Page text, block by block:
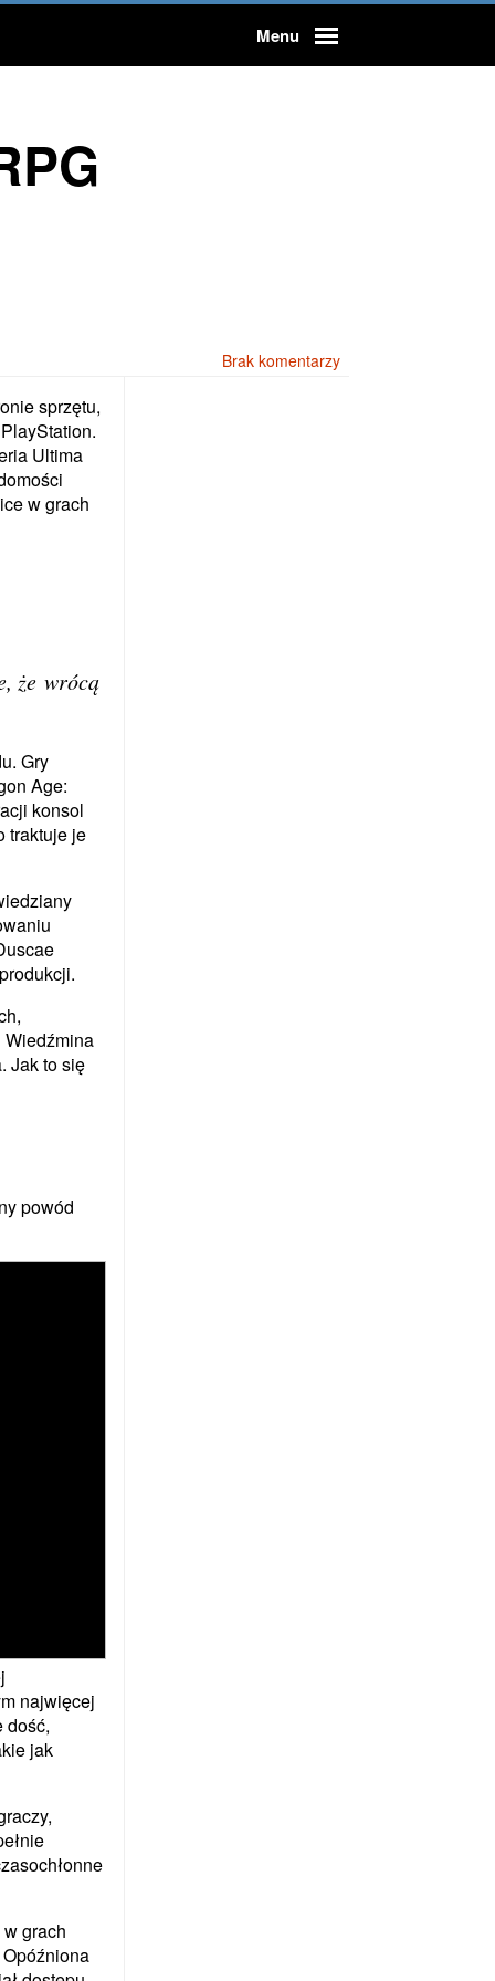
Menu
Użytkownicy
Rejestracja
Brak komentarzy
sprzętu,
Ultima
w grach
że wrócą
Gry
Age:
konsol
traktuje je
Wiedźmina
Jak to się
powód
najwięcej
dość,
jak
grach